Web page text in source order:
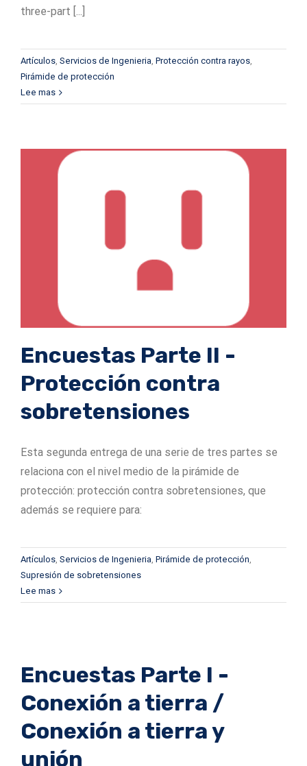
three-part [...]
Artículos, Servicios de Ingenieria, Protección contra rayos,
Pirámide de protección
Lee mas
Encuestas Parte II -
Protección contra
sobretensiones
Esta segunda entrega de una serie de tres partes se
relaciona con el nivel medio de la pirámide de
protección: protección contra sobretensiones, que
además se requiere para:
Artículos, Servicios de Ingenieria, Pirámide de protección,
Supresión de sobretensiones
Lee mas
Encuestas Parte I -
Conexión a tierra /
Conexión a tierra y
unión